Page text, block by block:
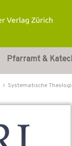
Pfarramt &
Systematische